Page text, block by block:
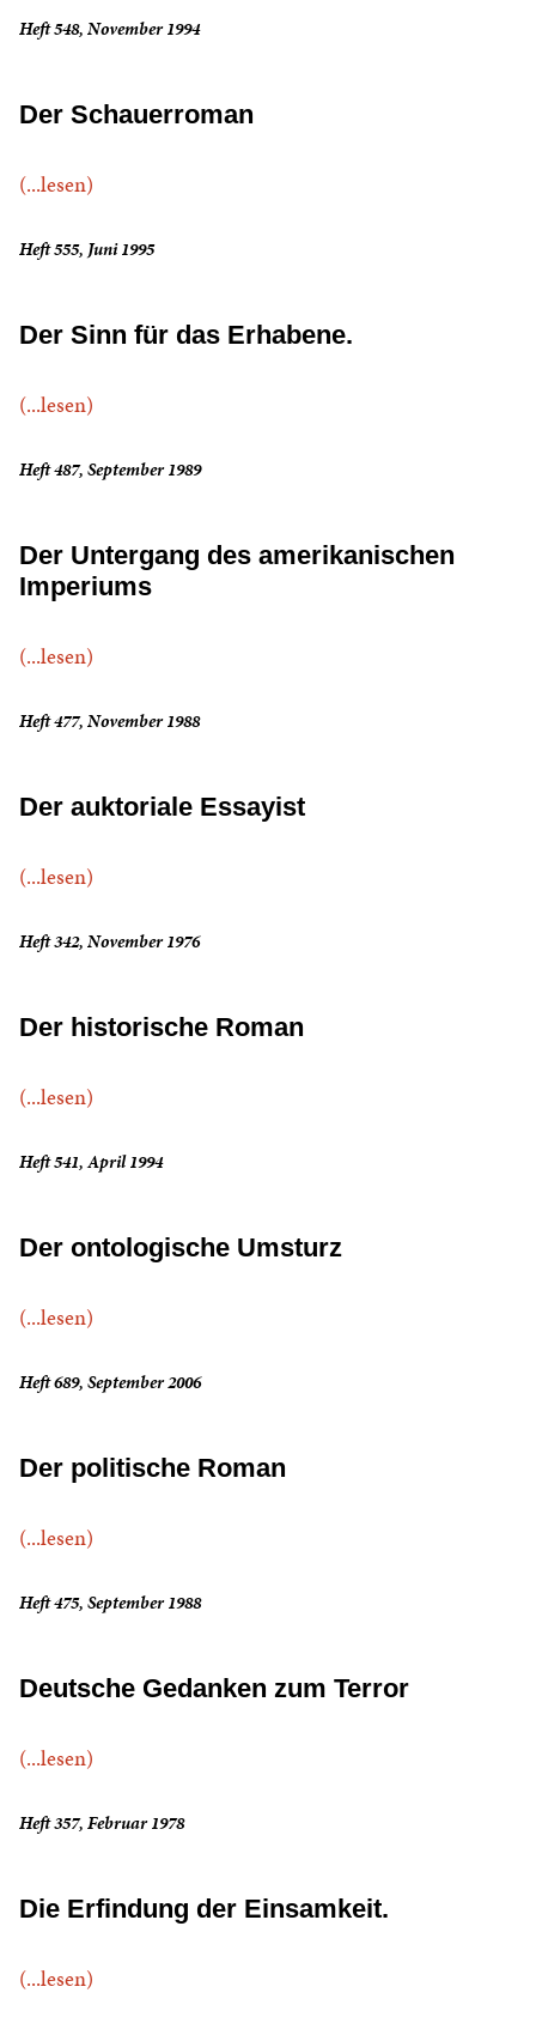
Heft 548, November 1994
Der Schauerroman
(...lesen)
Heft 555, Juni 1995
Der Sinn für das Erhabene.
(...lesen)
Heft 487, September 1989
Der Untergang des amerikanischen
Imperiums
(...lesen)
Heft 477, November 1988
Der auktoriale Essayist
(...lesen)
Heft 342, November 1976
Der historische Roman
(...lesen)
Heft 541, April 1994
Der ontologische Umsturz
(...lesen)
Heft 689, September 2006
Der politische Roman
(...lesen)
Heft 475, September 1988
Deutsche Gedanken zum Terror
(...lesen)
Heft 357, Februar 1978
Die Erfindung der Einsamkeit.
(...lesen)